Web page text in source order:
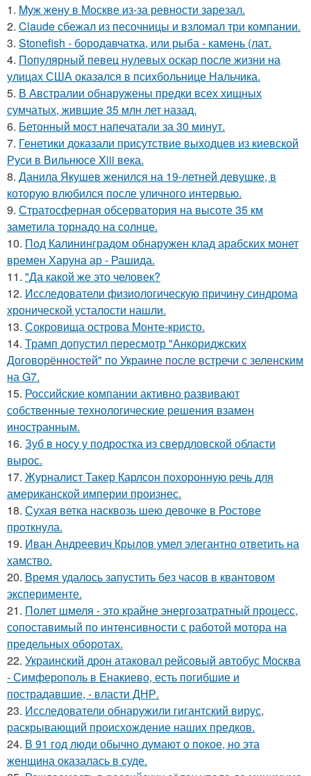
1. Mуж жену в Москве из-за ревности зарезал.
2. Claude сбежал из песочницы и взломал три компании.
3. Stonefish - бородавчатка, или рыба - камень (лат.
4. Популярный певец нулевых оскар после жизни на
улицах США оказался в психбольнице Нальчика.
5. В Австралии обнаружены предки всех хищных
сумчатых, жившие 35 млн лет назад.
6. Бетонный мост напечатали за 30 минут.
7. Генетики доказали присутствие выходцев из киевской
Руси в Вильнюсе Xiii века.
8. Данила Якушев женился на 19-летней девушке, в
которую влюбился после уличного интервью.
9. Стратосферная обсерватория на высоте 35 км
заметила торнадо на солнце.
10. Под Калининградом обнаружен клад арабских монет
времен Харуна ар - Рашида.
11. "Да какой же это человек?
12. Исследователи физиологическую причину синдрома
хронической усталости нашли.
13. Сокровища острова Монте-кристо.
14. Трамп допустил пересмотр "Анкориджских
Договорённостей" по Украине после встречи с зеленским
на G7.
15. Российские компании активно развивают
собственные технологические решения взамен
иностранным.
16. Зуб в носу у подростка из свердловской области
вырос.
17. Журналист Такер Карлсон похоронную речь для
американской империи произнес.
18. Сухая ветка насквозь шею девочке в Ростове
проткнула.
19. Иван Андреевич Крылов умел элегантно ответить на
хамство.
20. Время удалось запустить без часов в квантовом
эксперименте.
21. Полет шмеля - это крайне энергозатратный процесс,
сопоставимый по интенсивности с работой мотора на
предельных оборотах.
22. Украинский дрон атаковал рейсовый автобус Москва
- Симферополь в Енакиево, есть погибшие и
пострадавшие, - власти ДНР.
23. Исследователи обнаружили гигантский вирус,
раскрывающий происхождение наших предков.
24. В 91 год люди обычно думают о покое, но эта
женщина оказалась в суде.